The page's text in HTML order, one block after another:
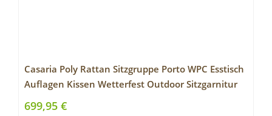
Casaria Poly Rattan Sitzgruppe Porto WPC Esstisch
Auflagen Kissen Wetterfest Outdoor Sitzgarnitur
Ecklounge Gartenmöbel
699,95 €